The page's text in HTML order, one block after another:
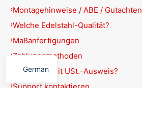
Montagehinweise / ABE / Gutachten
Welche Edelstahl-Qualität?
Maßanfertigungen
Zahlungsmethoden
Rechnung mit USt.-Ausweis?
Support kontaktieren
German
English